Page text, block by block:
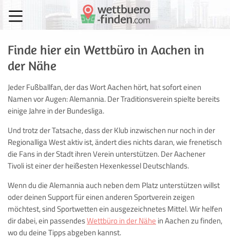
Finde hier ein Wettbüro in Aachen in
der Nähe
Jeder Fußballfan, der das Wort Aachen hört, hat sofort einen
Namen vor Augen: Alemannia. Der Traditionsverein spielte bereits
einige Jahre in der Bundesliga.
Und trotz der Tatsache, dass der Klub inzwischen nur noch in der
Regionalliga West aktiv ist, ändert dies nichts daran, wie frenetisch
die Fans in der Stadt ihren Verein unterstützen. Der Aachener
Tivoli ist einer der heißesten Hexenkessel Deutschlands.
Wenn du die Alemannia auch neben dem Platz unterstützen willst
oder deinen Support für einen anderen Sportverein zeigen
möchtest, sind Sportwetten ein ausgezeichnetes Mittel. Wir helfen
dir dabei, ein passendesWettbüro in der Nähe in Aachen zu finden,
wo du deine Tipps abgeben kannst.